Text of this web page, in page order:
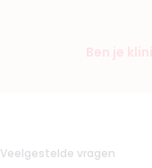
Ben je
Veelgestelde vragen